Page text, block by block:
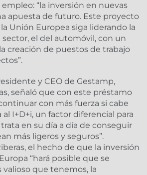
“la inversión en nuevas
apuesta de futuro. Este proyecto
Unión Europea siga liderando la
el del automóvil, con un
creación de puestos de trabajo
y CEO de Gestamp,
señaló que con este préstamo
con más fuerza si cabe
I+D+i, un factor diferencial para
en su día a día de conseguir
más ligeros y seguros”.
el hecho de que la inversión
“hará posible que se
que tenemos, la